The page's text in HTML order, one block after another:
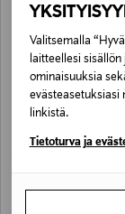
Valitsemalla
laitteellesi
ominaisuuksia
evästeasetuksiasi
linkistä.
Tietoturva ja
ETUKUPONKITUOTE
M Flier -housut